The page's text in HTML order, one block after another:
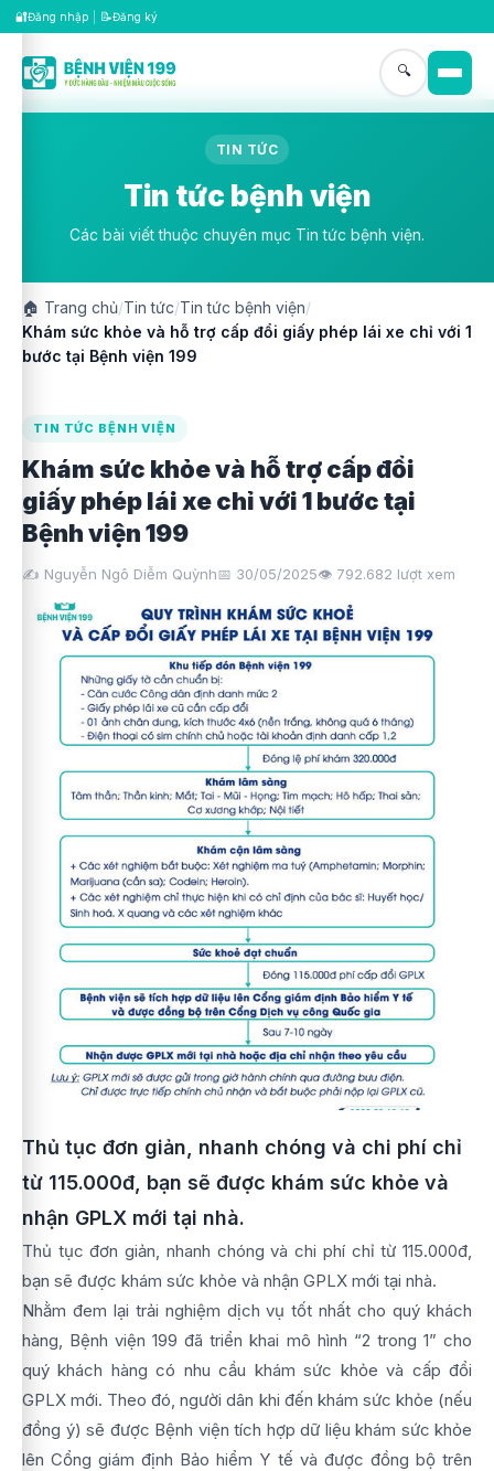
🔐Đăng nhập 📝Đăng ký
🔍
TIN TỨC
Tin tức bệnh viện
Các bài viết thuộc chuyên mục Tin tức bệnh viện.
🏠 Trang chủ/Tin tức/Tin tức bệnh viện/
Khám sức khỏe và hỗ trợ cấp đổi giấy phép lái xe chỉ với 1
bước tại Bệnh viện 199
TIN TỨC BỆNH VIỆN
Khám sức khỏe và hỗ trợ cấp đổi
giấy phép lái xe chỉ với 1 bước tại
Bệnh viện 199
✍️ Nguyễn Ngô Diễm Quỳnh📅 30/05/2025👁️ 792.682 lượt xem
Thủ tục đơn giản, nhanh chóng và chi phí chỉ
từ 115.000đ, bạn sẽ được khám sức khỏe và
nhận GPLX mới tại nhà.
Thủ tục đơn giản, nhanh chóng và chi phí chỉ từ 115.000đ,
bạn sẽ được khám sức khỏe và nhận GPLX mới tại nhà.
Nhằm đem lại trải nghiệm dịch vụ tốt nhất cho quý khách
hàng, Bệnh viện 199 đã triển khai mô hình “2 trong 1” cho
quý khách hàng có nhu cầu khám sức khỏe và cấp đổi
GPLX mới. Theo đó, người dân khi đến khám sức khỏe (nếu
đồng ý) sẽ được Bệnh viện tích hợp dữ liệu khám sức khỏe
lên Cổng giám định Bảo hiểm Y tế và được đồng bộ trên